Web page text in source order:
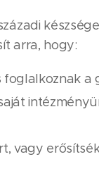
arra, hogy:
foglalkoznak a
vagy